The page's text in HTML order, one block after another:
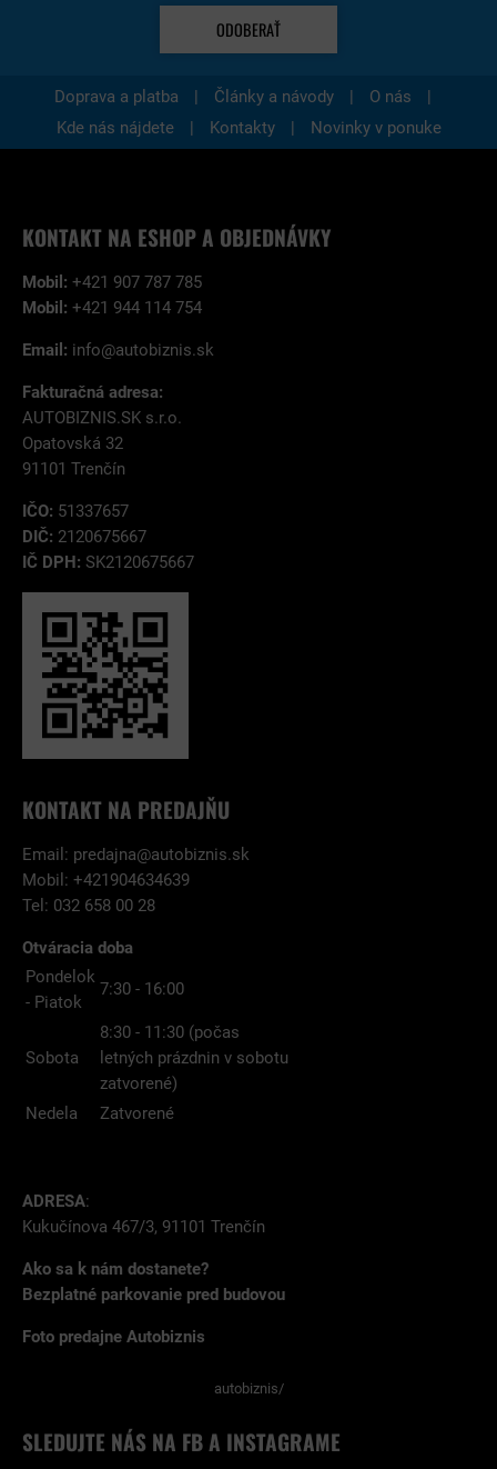
ODOBERAŤ
Doprava a platba | Články a návody | O nás
|
Kde nás nájdete
| Kontakty | Novinky v ponuke
KONTAKT NA ESHOP A OBJEDNÁVKY
Mobil: +421 907 787 785
Mobil: +421 944 114 754
Email: info@autobiznis.sk
Fakturačná adresa:
AUTOBIZNIS.SK s.r.o.
Opatovská 32
91101 Trenčín
IČO: 51337657
DIČ: 2120675667
IČ DPH: SK2120675667
KONTAKT NA PREDAJŇU
Email: predajna@autobiznis.sk
Mobil: +421904634639
Tel: 032 658 00 28
Otváracia doba
Pondelok
- Piatok
7:30 - 16:00
Sobota
8:30 - 11:30 (počas
letných prázdnin v sobotu
zatvorené)
Nedela
Zatvorené
ADRESA:
Kukučínova 467/3, 91101 Trenčín
Ako sa k nám dostanete?
Bezplatné parkovanie pred budovou
Foto predajne Autobiznis
autobiznis/
SLEDUJTE NÁS NA FB A INSTAGRAME